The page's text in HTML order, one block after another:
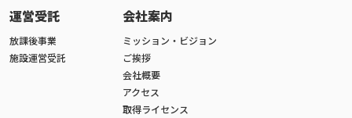
運営受託
放課後事業
施設運営受託
会社案内
ミッション・ビジョン
ご挨拶
会社概要
アクセス
取得ライセンス